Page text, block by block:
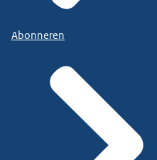
Abonneren